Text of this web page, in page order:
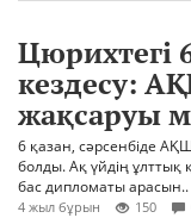
Цюрихтегі
кездесу:
жақсаруы
6 қазан, сәрсенбіде
болды. Ақ үйдің ұлттық
бас дипломаты арасын..
4 жыл бұрын 150